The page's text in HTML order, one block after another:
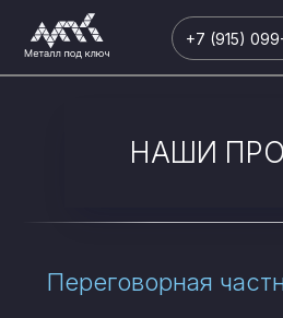
+7 (915)
НАШИ
Переговорная